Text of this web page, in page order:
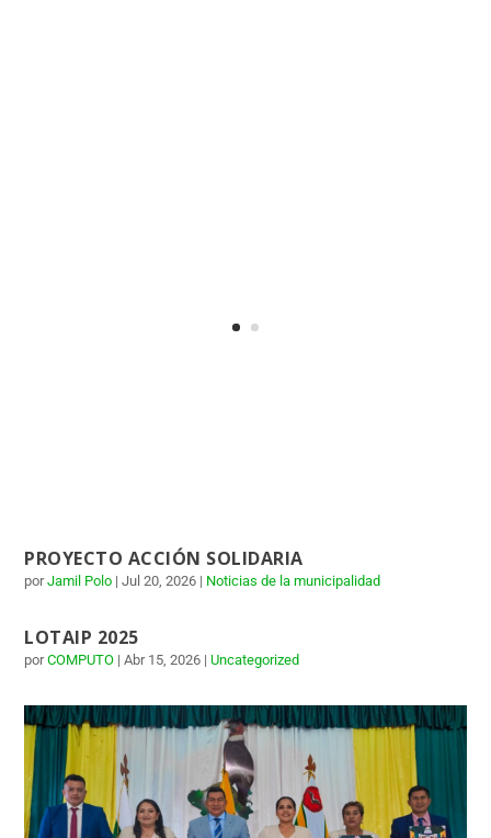
PROYECTO ACCIÓN SOLIDARIA
porJamil Polo |Jul 20, 2026 | Noticias de la municipalidad
LOTAIP 2025
porCOMPUTO |Abr 15, 2026 |Uncategorized